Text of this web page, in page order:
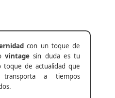
con un toque de
vintage sin duda es tu
toque de actualidad que
transporta a tiempos